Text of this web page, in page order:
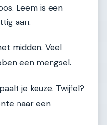
Leem is een
aan.
midden. Veel
een mengsel.
je keuze. Twijfel?
naar een